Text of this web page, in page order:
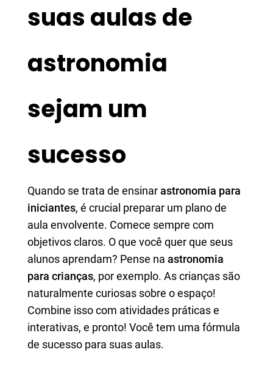
suas aulas de
astronomia
sejam um
sucesso
Quando se trata de ensinarastronomia para
iniciantes, é crucial preparar um plano de
aula envolvente. Comece sempre com
objetivos claros. O que você quer que seus
alunos aprendam? Pense na astronomia
para crianças, por exemplo. As crianças são
naturalmente curiosas sobre o espaço!
Combine isso com atividades práticas e
interativas, e pronto! Você tem uma fórmula
de sucesso para suas aulas.